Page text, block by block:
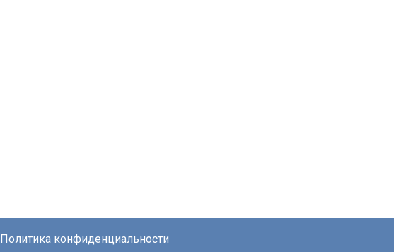
Политика конфиденциальности